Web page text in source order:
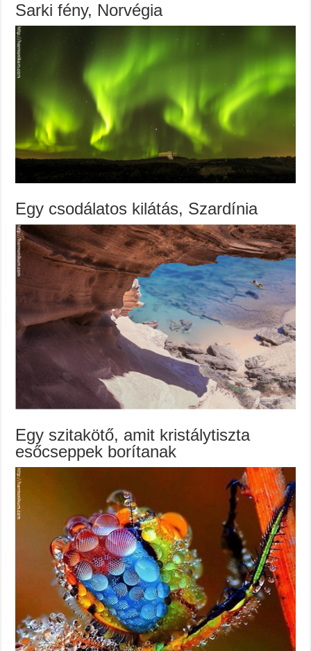
Sarki fény, Norvégia
Egy csodálatos kilátás, Szardínia
Egy szitakötő, amit kristálytiszta
esőcseppek borítanak